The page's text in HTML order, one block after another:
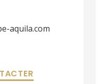
aquila.com